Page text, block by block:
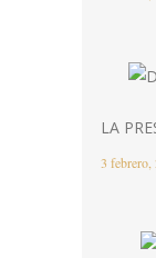
LA
3 febrero,